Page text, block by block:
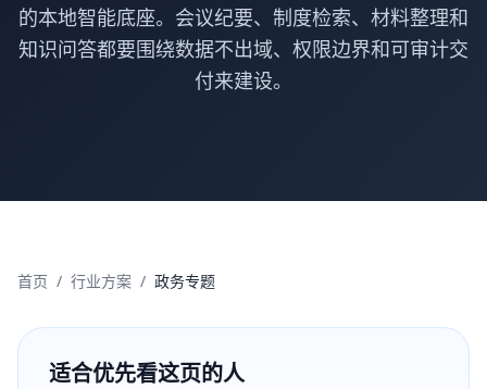
的本地智能底座。会议纪要、制度检索、材料整理和
知识问答都要围绕数据不出域、权限边界和可审计交
付来建设。
首页 / 行业方案 / 政务专题
适合优先看这页的人